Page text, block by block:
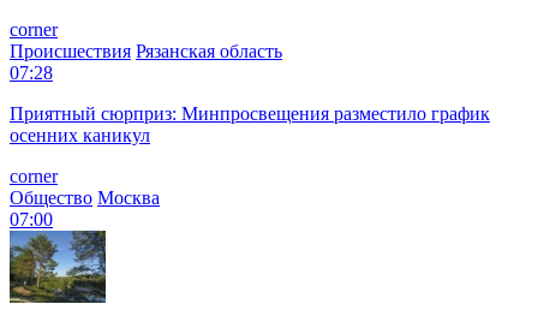
corner
Происшествия Рязанская область
07:28
Приятный сюрприз: Минпросвещения разместило график
осенних каникул
corner
Общество Москва
07:00